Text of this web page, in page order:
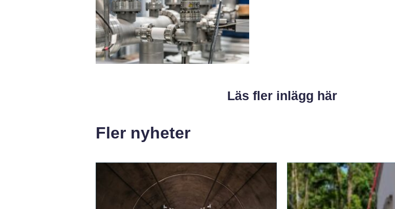
Läs fler inlägg här
Fler nyheter